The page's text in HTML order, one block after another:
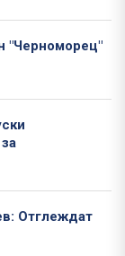
"Черноморец"
Отглеждат